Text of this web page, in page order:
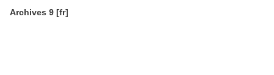
Archives 9 [fr]